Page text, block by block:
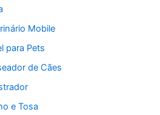
Mobile
para Pets
de Cães
e Tosa